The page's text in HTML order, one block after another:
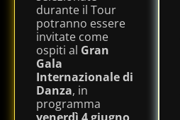
durante il Tour
potranno essere
invitate come
ospiti al Gran
Gala
Internazionale di
Danza, in
programma